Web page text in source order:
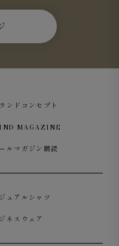
象。どんなアイテムと
ンドコンセプト
MAGAZINE
ルマガジン購読
ュアルシャツ
ネスウェア